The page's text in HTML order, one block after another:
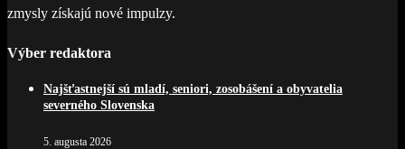
zmysly získajú nové impulzy.
Výber redaktora
Najšťastnejší sú mladí, seniori, zosobášení a obyvatelia
severného Slovenska
5. augusta 2026